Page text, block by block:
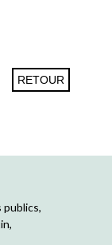
publics,